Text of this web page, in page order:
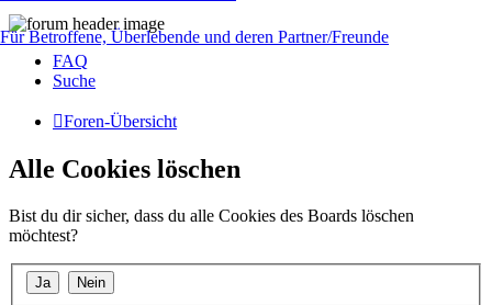
Für Betroffene, Überlebende und deren Partner/Freunde
FAQ
Suche
Foren-Übersicht
Alle Cookies löschen
Bist du dir sicher, dass du alle Cookies des Boards löschen
möchtest?